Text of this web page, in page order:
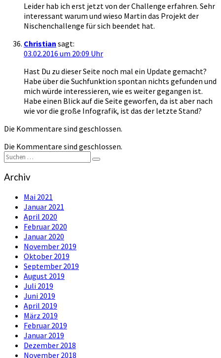
Leider hab ich erst jetzt von der Challenge erfahren. Sehr
interessant warum und wieso Martin das Projekt der
Nischenchallenge für sich beendet hat.
Christian sagt:
03.02.2016 um 20:09 Uhr
Hast Du zu dieser Seite noch mal ein Update gemacht?
Habe über die Suchfunktion spontan nichts gefunden und
mich würde interessieren, wie es weiter gegangen ist.
Habe einen Blick auf die Seite geworfen, da ist aber nach
wie vor die große Infografik, ist das der letzte Stand?
Die Kommentare sind geschlossen.
Die Kommentare sind geschlossen.
Suchen
nach:
Suchen
Archiv
Mai 2021
Januar 2021
April 2020
Februar 2020
Januar 2020
November 2019
Oktober 2019
September 2019
August 2019
Juli 2019
Juni 2019
April 2019
März 2019
Februar 2019
Januar 2019
Dezember 2018
November 2018